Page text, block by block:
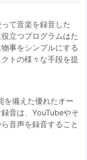
て音楽を録音した
立つプログラムはた
事をシンプルにする
トの様々な手段を提
を備えた優れたオー
音は、YouTubeやそ
音声を録音すること